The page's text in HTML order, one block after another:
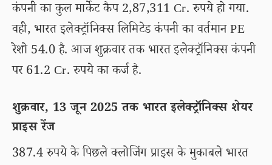
कंपनी का कुल मार्केट कैप 2,87,311 Cr. रुपये हो गया.
वही, भारत इलेक्ट्रॉनिक्स लिमिटेड कंपनी का वर्तमान PE
रेशो 54.0 है. आज शुक्रवार तक भारत इलेक्ट्रॉनिक्स कंपनी
पर 61.2 Cr. रुपये का कर्ज है.
शुक्रवार, 13 जून 2025 तक भारत इलेक्ट्रॉनिक्स शेयर
प्राइस रेंज
387.4 रुपये के पिछले क्लोजिंग प्राइस के मुकाबले भारत